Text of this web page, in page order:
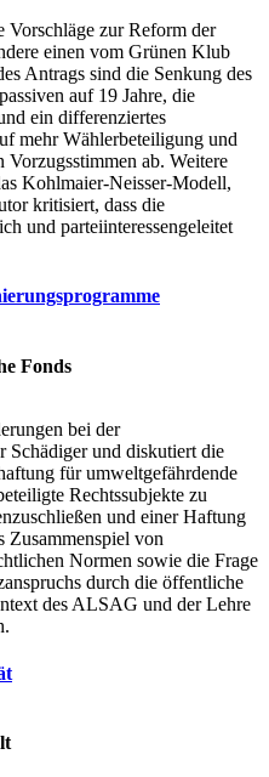
Vorschläge zur Reform der
einen vom Grünen Klub
Antrags sind die Senkung des
auf 19 Jahre, die
ein differenziertes
mehr Wählerbeteiligung und
ab. Weitere
Kohlmaier-Neisser-Modell,
kritisiert, dass die
und parteiinteressengeleitet
Fonds
bei der
Schädiger und diskutiert die
für umweltgefährdende
Rechtssubjekte zu
und einer Haftung
Zusammenspiel von
Normen sowie die Frage
durch die öffentliche
des ALSAG und der Lehre